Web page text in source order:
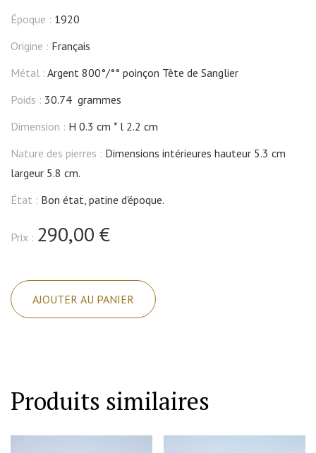
Époque : 1920
Origine : Français
Métal : Argent 800°/°° poinçon Tête de Sanglier
Poids : 30.74 grammes
Dimension : H 0.3 cm
l 2.2 cm
Nature des pierres : Dimensions intérieures hauteur 5.3 cm
largeur 5.8 cm.
État : Bon état, patine d'époque.
Prix : 290,00 €
de
Bracelet
feuillage
AJOUTER AU PANIER
Produits similaires